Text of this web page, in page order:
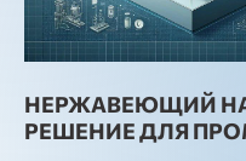
НЕРЖАВЕЮЩИЙ
РЕШЕНИЕ ДЛЯ